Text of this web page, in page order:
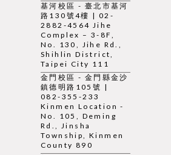
基河校區 - 臺北市基河
路130號4樓 | 02-
2882-4564 Jihe
Complex – 3-8F,
No. 130, Jihe Rd.,
Shihlin District,
Taipei City 111
金門校區 - 金門縣金沙
鎮德明路105號 |
082-355-233
Kinmen Location -
No. 105, Deming
Rd., Jinsha
Township, Kinmen
County 890